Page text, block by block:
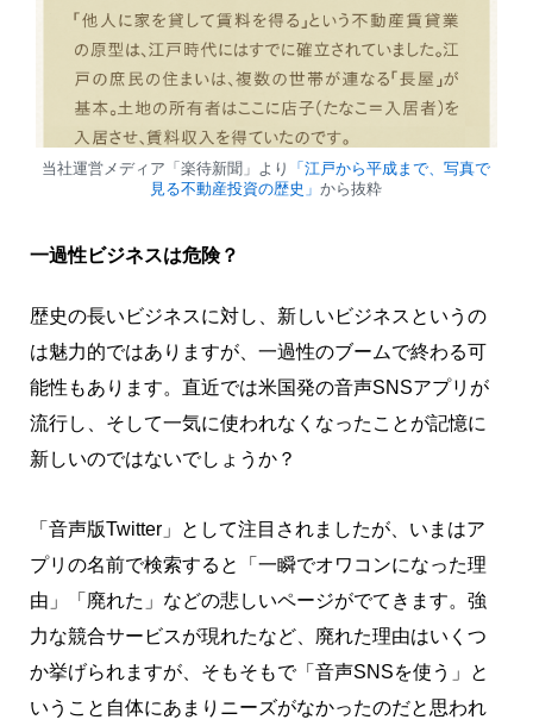
当社運営メディア「楽待新聞」より
「江戸から平成まで、写真で
見る不動産投資の歴史」から抜粋
一過性ビジネスは危険？
歴史の長いビジネスに対し、新しいビジネスというの
は魅力的ではありますが、一過性のブームで終わる可
能性もあります。直近では米国発の音声SNSアプリが
流行し、そして一気に使われなくなったことが記憶に
新しいのではないでしょうか？
「音声版Twitter」として注目されましたが、いまはア
プリの名前で検索すると「一瞬でオワコンになった理
由」「廃れた」などの悲しいページがでてきます。強
力な競合サービスが現れたなど、廃れた理由はいくつ
か挙げられますが、そもそもで「音声SNSを使う」と
いうこと自体にあまりニーズがなかったのだと思われ